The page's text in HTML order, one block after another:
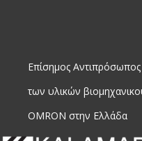
Επίσημος Αντιπρόσωπος
των υλικών
OMRON στην Ελλάδα